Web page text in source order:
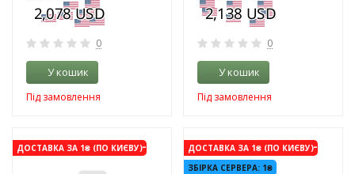
0
У кошик
Під замовлення
0
У кошик
Під замовлення
ДОСТАВКА ЗА 1₴ (ПО КИЄВУ)-3%
ДОСТАВКА ЗА 1₴ (ПО КИЄВУ)
ЗБІРКА СЕРВЕРА: 1₴
-3%